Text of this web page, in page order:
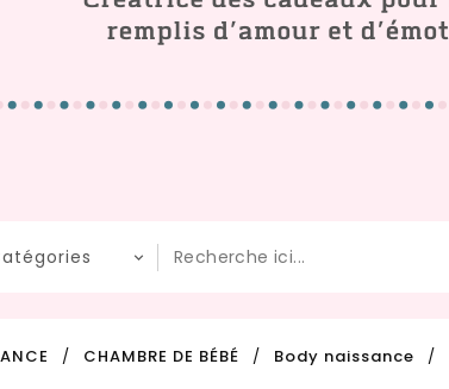
CHAMBRE DE BÉBÉ Body naissance